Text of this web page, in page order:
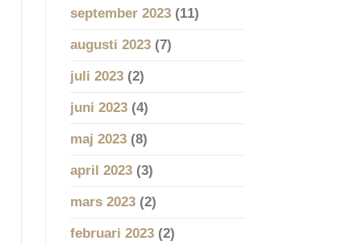
september 2023(11)
augusti 2023(7)
juli 2023(2)
juni 2023(4)
maj 2023(8)
april 2023(3)
mars 2023(2)
februari 2023(2)